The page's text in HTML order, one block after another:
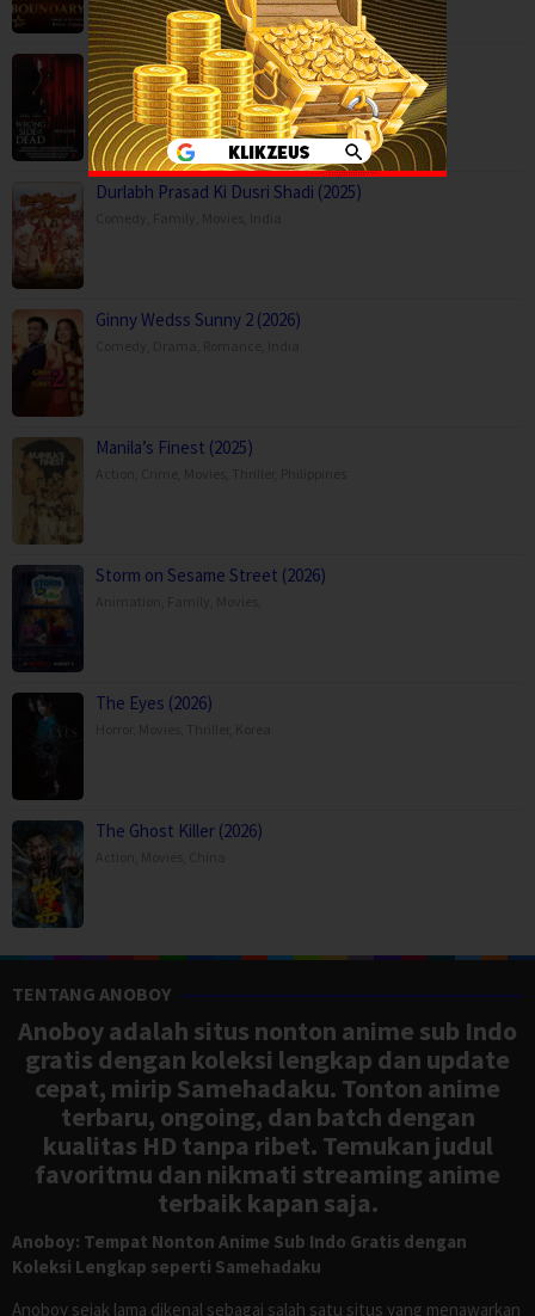
Capps Crossing: Wrong Side of Dead (2026…
Horror,Movies,Thriller,USA
Durlabh Prasad Ki Dusri Shadi (2025)
Ginny Wedss Sunny 2 (2026)
Manila’s Finest (2025)
Storm on Sesame Street (2026)
The Eyes (2026)
The Ghost Killer (2026)
TENTANG ANOBOY
Anoboy adalah situs nonton anime sub Indo
gratis dengan koleksi lengkap dan update
cepat, mirip Samehadaku. Tonton anime
terbaru, ongoing, dan batch dengan
kualitas HD tanpa ribet. Temukan judul
favoritmu dan nikmati streaming anime
terbaik kapan saja.
Anoboy: Tempat Nonton Anime Sub Indo Gratis dengan
Koleksi Lengkap seperti Samehadaku
Anoboy sejak lama dikenal sebagai salah satu situs yang menawarkan